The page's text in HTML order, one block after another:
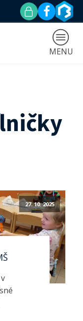
MENU
27. 10. 2025